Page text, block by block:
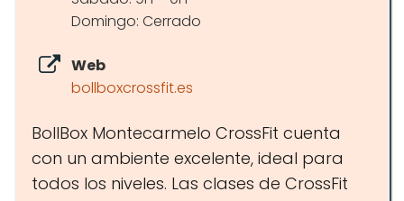
Domingo: Cerrado
Web
bollboxcrossfit.es
BollBox Montecarmelo CrossFit cuenta
con un ambiente excelente, ideal para
todos los niveles. Las clases de CrossFit